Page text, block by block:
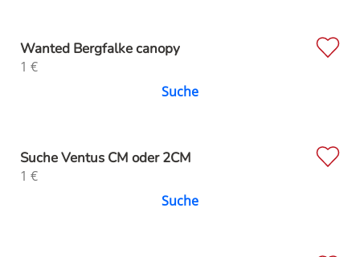
Wanted Bergfalke canopy
1 €
Suche
Suche Ventus CM oder 2CM
1 €
Suche